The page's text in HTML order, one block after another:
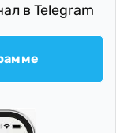
в Telegram